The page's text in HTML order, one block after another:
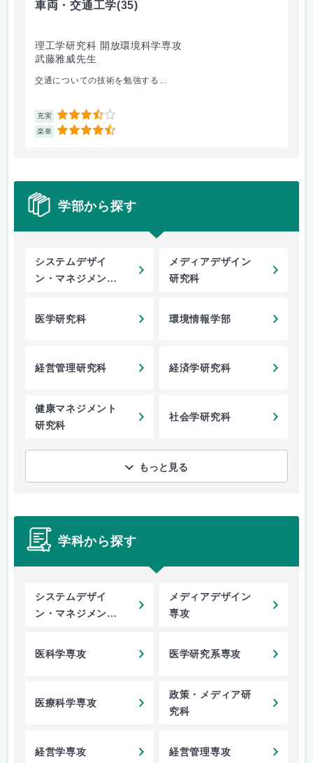
車両・交通工学(35)
理工学研究科 開放環境科学専攻
武藤雅威先生
交通についての技術を勉強する...
充実 3.5
楽単 4.5
学部から探す
システムデザイ
ン・マネジメント
メディアデザイン
研究科
医学研究科 環境情報学部
経営管理研究科 経済学研究科
健康マネジメント
研究科
社会学研究科
もっと見る
学科から探す
システムデザイ
ン・マネジメント
メディアデザイン
専攻
医科学専攻 医学研究系専攻
医療科学専攻
政策・メディア研
究科
経営学専攻 経営管理専攻